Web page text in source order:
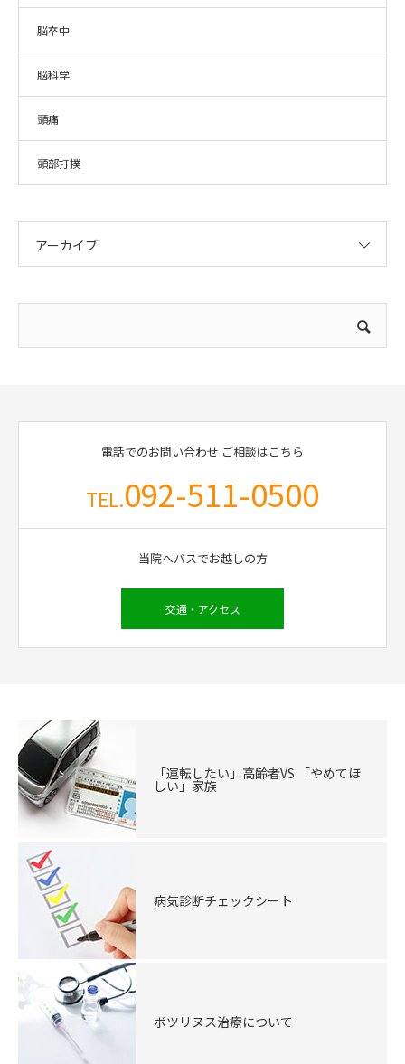
脳卒中
脳科学
頭痛
頭部打撲
アーカイブ
電話でのお問い合わせ ご相談はこちら
TEL.092-511-0500
当院へバスでお越しの方
交通・アクセス
「運転したい」高齢者VS 「やめてほ
しい」家族
病気診断チェックシート
ボツリヌス治療について